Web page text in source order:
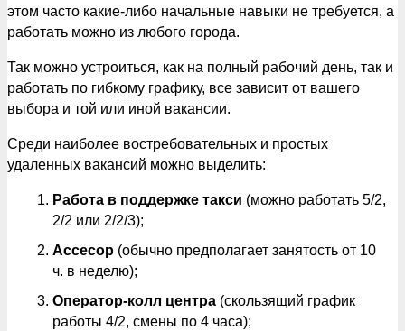
этом часто какие-либо начальные навыки не требуется, а
работать можно из любого города.
Так можно устроиться, как на полный рабочий день, так и
работать по гибкому графику, все зависит от вашего
выбора и той или иной вакансии.
Среди наиболее востребовательных и простых
удаленных вакансий можно выделить:
Работа в поддержке такси (можно работать 5/2,
2/2 или 2/2/3);
Ассесор (обычно предполагает занятость от 10
ч. в неделю);
Оператор-колл центра (скользящий график
работы 4/2, смены по 4 часа);